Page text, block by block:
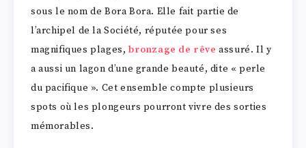
sous le nom de Bora Bora. Elle fait partie de
l’archipel de la Société, réputée pour ses
magnifiques plages, bronzage de rêve assuré. Il y
a aussi un lagon d’une grande beauté, dite « perle
du pacifique ». Cet ensemble compte plusieurs
spots où les plongeurs pourront vivre des sorties
mémorables.